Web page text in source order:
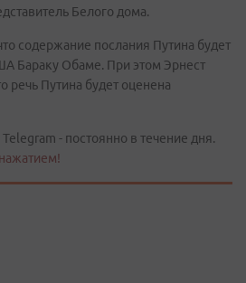
Белого дома.
содержание послания Путина будет
Бараку Обаме. При этом Эрнест
речь Путина будет оценена
- постоянно в течение дня.